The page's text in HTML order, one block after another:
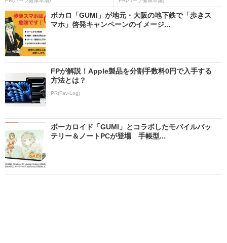
ボカロ「GUMI」が地元・大阪の地下鉄で「歩きス
マホ」啓発キャンペーンのイメージ...
FPが解説！Apple製品を分割手数料0円で入手する
方法とは？
PR(Fav-Log)
ボーカロイド「GUMI」とコラボしたモバイルバッ
テリー＆ノートPCが登場 手帳型...